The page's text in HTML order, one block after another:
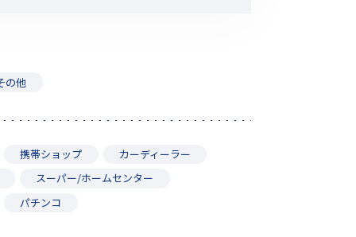
の他
携帯ショップ
カーディーラー
スーパー/ホームセンター
パチンコ